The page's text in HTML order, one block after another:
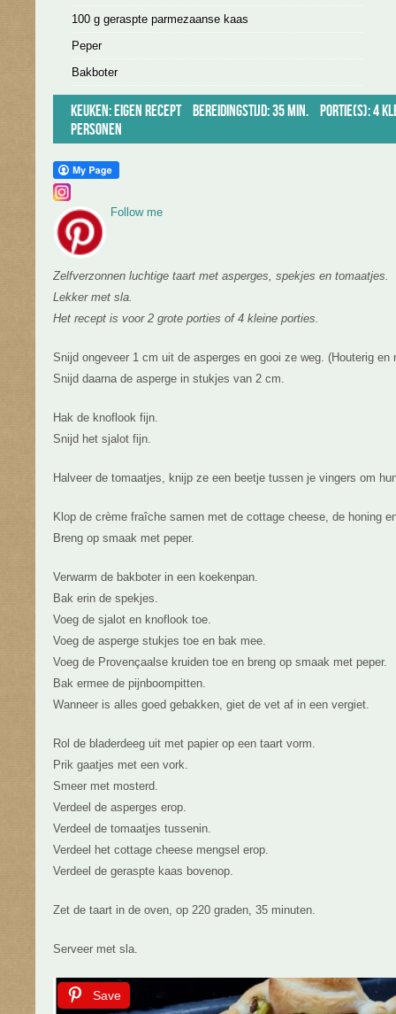
100 g geraspte parmezaanse kaas
Peper
Bakboter
Keuken: Eigen recept Bereidingstijd: 35 min.
Portie(s): 4
personen
Follow me
Zelfverzonnen luchtige taart met asperges, spekjes en tomaatjes.
Lekker met sla.
Het recept is voor 2 grote porties of 4 kleine porties.
Snijd ongeveer 1 cm uit de asperges en gooi ze weg. (Houterig en
Snijd daarna de asperge in stukjes van 2 cm.
Hak de knoflook fijn.
Snijd het sjalot fijn.
Halveer de tomaatjes, knijp ze een beetje tussen je vingers om
Klop de crème fraîche samen met de cottage cheese, de honing
Breng op smaak met peper.
Verwarm de bakboter in een koekenpan.
Bak erin de spekjes.
Voeg de sjalot en knoflook toe.
Voeg de asperge stukjes toe en bak mee.
Voeg de Provençaalse kruiden toe en breng op smaak met peper.
Bak ermee de pijnboompitten.
Wanneer is alles goed gebakken, giet de vet af in een vergiet.
Rol de bladerdeeg uit met papier op een taart vorm.
Prik gaatjes met een vork.
Smeer met mosterd.
Verdeel de asperges erop.
Verdeel de tomaatjes tussenin.
Verdeel het cottage cheese mengsel erop.
Verdeel de geraspte kaas bovenop.
Zet de taart in de oven, op 220 graden, 35 minuten.
Serveer met sla.
Save